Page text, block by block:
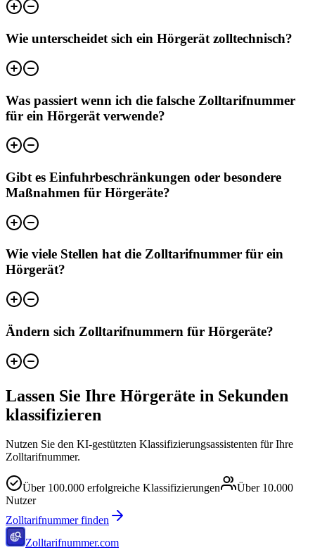
Wie unterscheidet sich ein Hörgerät zolltechnisch?
Was passiert wenn ich die falsche Zolltarifnummer
für ein Hörgerät verwende?
Gibt es Einfuhrbeschränkungen oder besondere
Maßnahmen für Hörgeräte?
Wie viele Stellen hat die Zolltarifnummer für ein
Hörgerät?
Ändern sich Zolltarifnummern für Hörgeräte?
Lassen Sie Ihre Hörgeräte in Sekunden
klassifizieren
Nutzen Sie den KI-gestützten Klassifizierungsassistenten für Ihre
Zolltarifnummer.
Über 100.000 erfolgreiche Klassifizierungen Über 10.000
Nutzer
Zolltarifnummer finden
Zolltarifnummer.com